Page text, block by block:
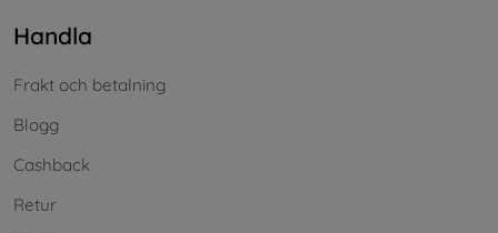
Handla
Frakt och betalning
Blogg
Cashback
Retur